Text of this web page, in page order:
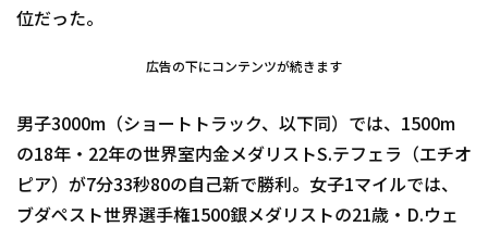
位だった。
広告の下にコンテンツが続きます
男子3000m（ショートトラック、以下同）では、1500m
の18年・22年の世界室内金メダリストS.テフェラ（エチオ
ピア）が7分33秒80の自己新で勝利。女子1マイルでは、
ブダペスト世界選手権1500銀メダリストの21歳・D.ウェ